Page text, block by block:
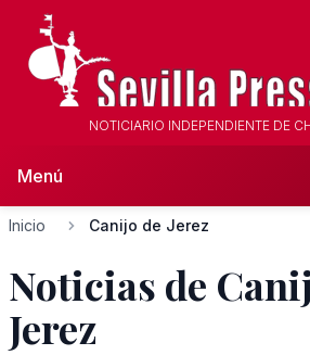
NOTICIARIO INDEPENDIENTE DE
Menú
Inicio Canijo de Jerez
Noticias de
Jerez